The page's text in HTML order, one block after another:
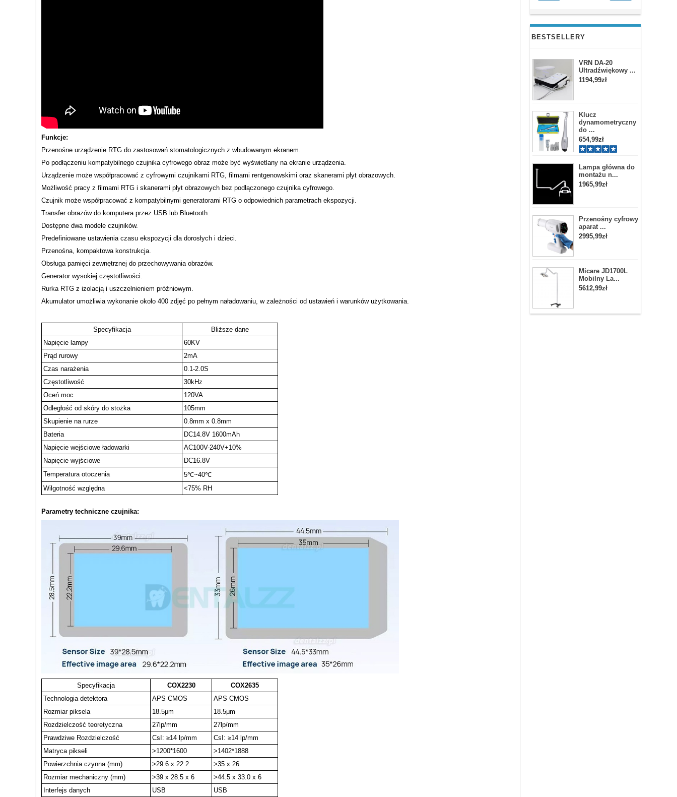
BESTSELLERY
VRN DA-20
Ultradźwiękowy ...
1194,99zł
Klucz
dynamometryczny
do ...
654,99zł
Lampa główna do
montażu n...
1965,99zł
Przenośny cyfrowy
aparat ...
2995,99zł
Micare JD1700L
Mobilny La...
5612,99zł
Funkcje:
Przenośne urządzenie RTG do zastosowań stomatologicznych z wbudowanym ekranem.
Po podłączeniu kompatybilnego czujnika cyfrowego obraz może być wyświetlany na ekranie urządzenia.
Urządzenie może współpracować z cyfrowymi czujnikami RTG, filmami rentgenowskimi oraz skanerami płyt obrazowych.
Możliwość pracy z filmami RTG i skanerami płyt obrazowych bez podłączonego czujnika cyfrowego.
Czujnik może współpracować z kompatybilnymi generatorami RTG o odpowiednich parametrach ekspozycji.
Transfer obrazów do komputera przez USB lub Bluetooth.
Dostępne dwa modele czujników.
Predefiniowane ustawienia czasu ekspozycji dla dorosłych i dzieci.
Przenośna, kompaktowa konstrukcja.
Obsługa pamięci zewnętrznej do przechowywania obrazów.
Generator wysokiej częstotliwości.
Rurka RTG z izolacją i uszczelnieniem próżniowym.
Akumulator umożliwia wykonanie około 400 zdjęć po pełnym naładowaniu, w zależności od ustawień i warunków użytkowania.
Specyfikacja
Bliższe dane
Napięcie lampy
60KV
Prąd rurowy
2mA
Czas narażenia
0.1-2.0S
Częstotliwość
30kHz
Oceń moc
120VA
Odległość od skóry do stożka
105mm
Skupienie na rurze
0.8mm x 0.8mm
Bateria
DC14.8V 1600mAh
Napięcie wejściowe ładowarki
AC100V-240V+10%
Napięcie wyjściowe
DC16.8V
Temperatura otoczenia
5℃~40℃
Wilgotność względna
<75% RH
Parametry techniczne czujnika:
Specyfikacja COX2230
COX2635
Technologia detektora
APS CMOS
APS CMOS
Rozmiar piksela
18.5μm
18.5μm
Rozdzielczość teoretyczna
27lp/mm
27lp/mm
Prawdziwe Rozdzielczość
CsI: ≥14 lp/mm
CsI: ≥14 lp/mm
Matryca pikseli
>1200*1600
>1402*1888
Powierzchnia czynna (mm)
>29.6 x 22.2
>35 x 26
Rozmiar mechaniczny (mm)
>39 x 28.5 x 6
>44.5 x 33.0 x 6
Interfejs danych
USB
USB